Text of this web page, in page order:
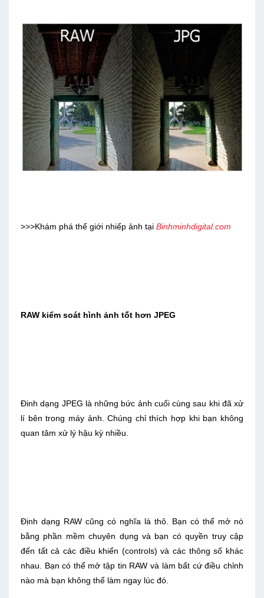
>>>Khám phá thế giới nhiếp ảnh tại Binhminhdigital.com
RAW kiểm soát hình ảnh tốt hơn JPEG
Ðinh dạng JPEG là những bức ảnh cuối cùng sau khi đã xử
lí bên trong máy ảnh. Chúng chỉ thích hợp khi bạn không
quan tâm xử lý hậu kỳ nhiều.
Ðịnh dạng RAW cũng có nghĩa là thô. Bạn có thể mở nó
bằng phần mềm chuyên dụng và bạn có quyền truy cập
đến tất cả các điều khiển (controls) và các thông số khác
nhau. Bạn có thể mở tập tin RAW và làm bất cứ điều chỉnh
nào mà bạn không thể làm ngay lúc đó.